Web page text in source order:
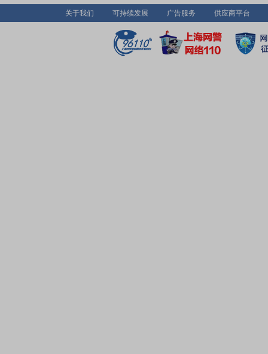
控制”的理念,建设了具备核心制造能力的高性能全自动干式
产线和全自动卷膜生产线。依托研发、制造优势,沃顿科技
分离膜产业延伸发展成为世界先进的膜技术全产业链和全
核心产业集群。沃顿科技按照“聚焦水环境健康、一体化协
的发展战略,以环保健康为核心、高端材料为支点,专注有技
关于我们 可持续发展 广告服务 供应商平台